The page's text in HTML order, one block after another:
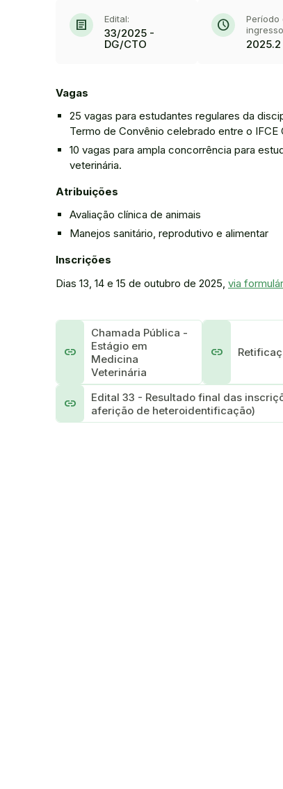
article Edital:
33/2025 -
DG/CTO
schedule
Período
2025.2
Vagas
25 vagas para estudantes regulares da
Termo de Convênio celebrado entre o
10 vagas para ampla concorrência para
veterinária.
Atribuições
Avaliação clínica de animais
Manejos sanitário, reprodutivo e alimentar
Inscrições
Dias 13, 14 e 15 de outubro de 2025, via
link
Chamada Pública -
Estágio em
Medicina
Veterinária
link
link
Edital 33 - Resultado final das
aferição de heteroidentificação)